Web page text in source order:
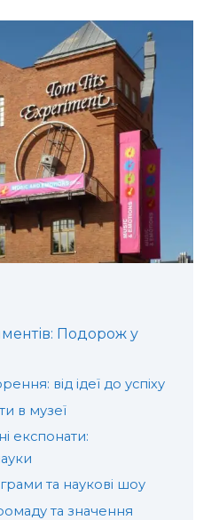
Подорож у
від ідеї до успіху
в музеї
експонати:
та наукові шоу
та значення